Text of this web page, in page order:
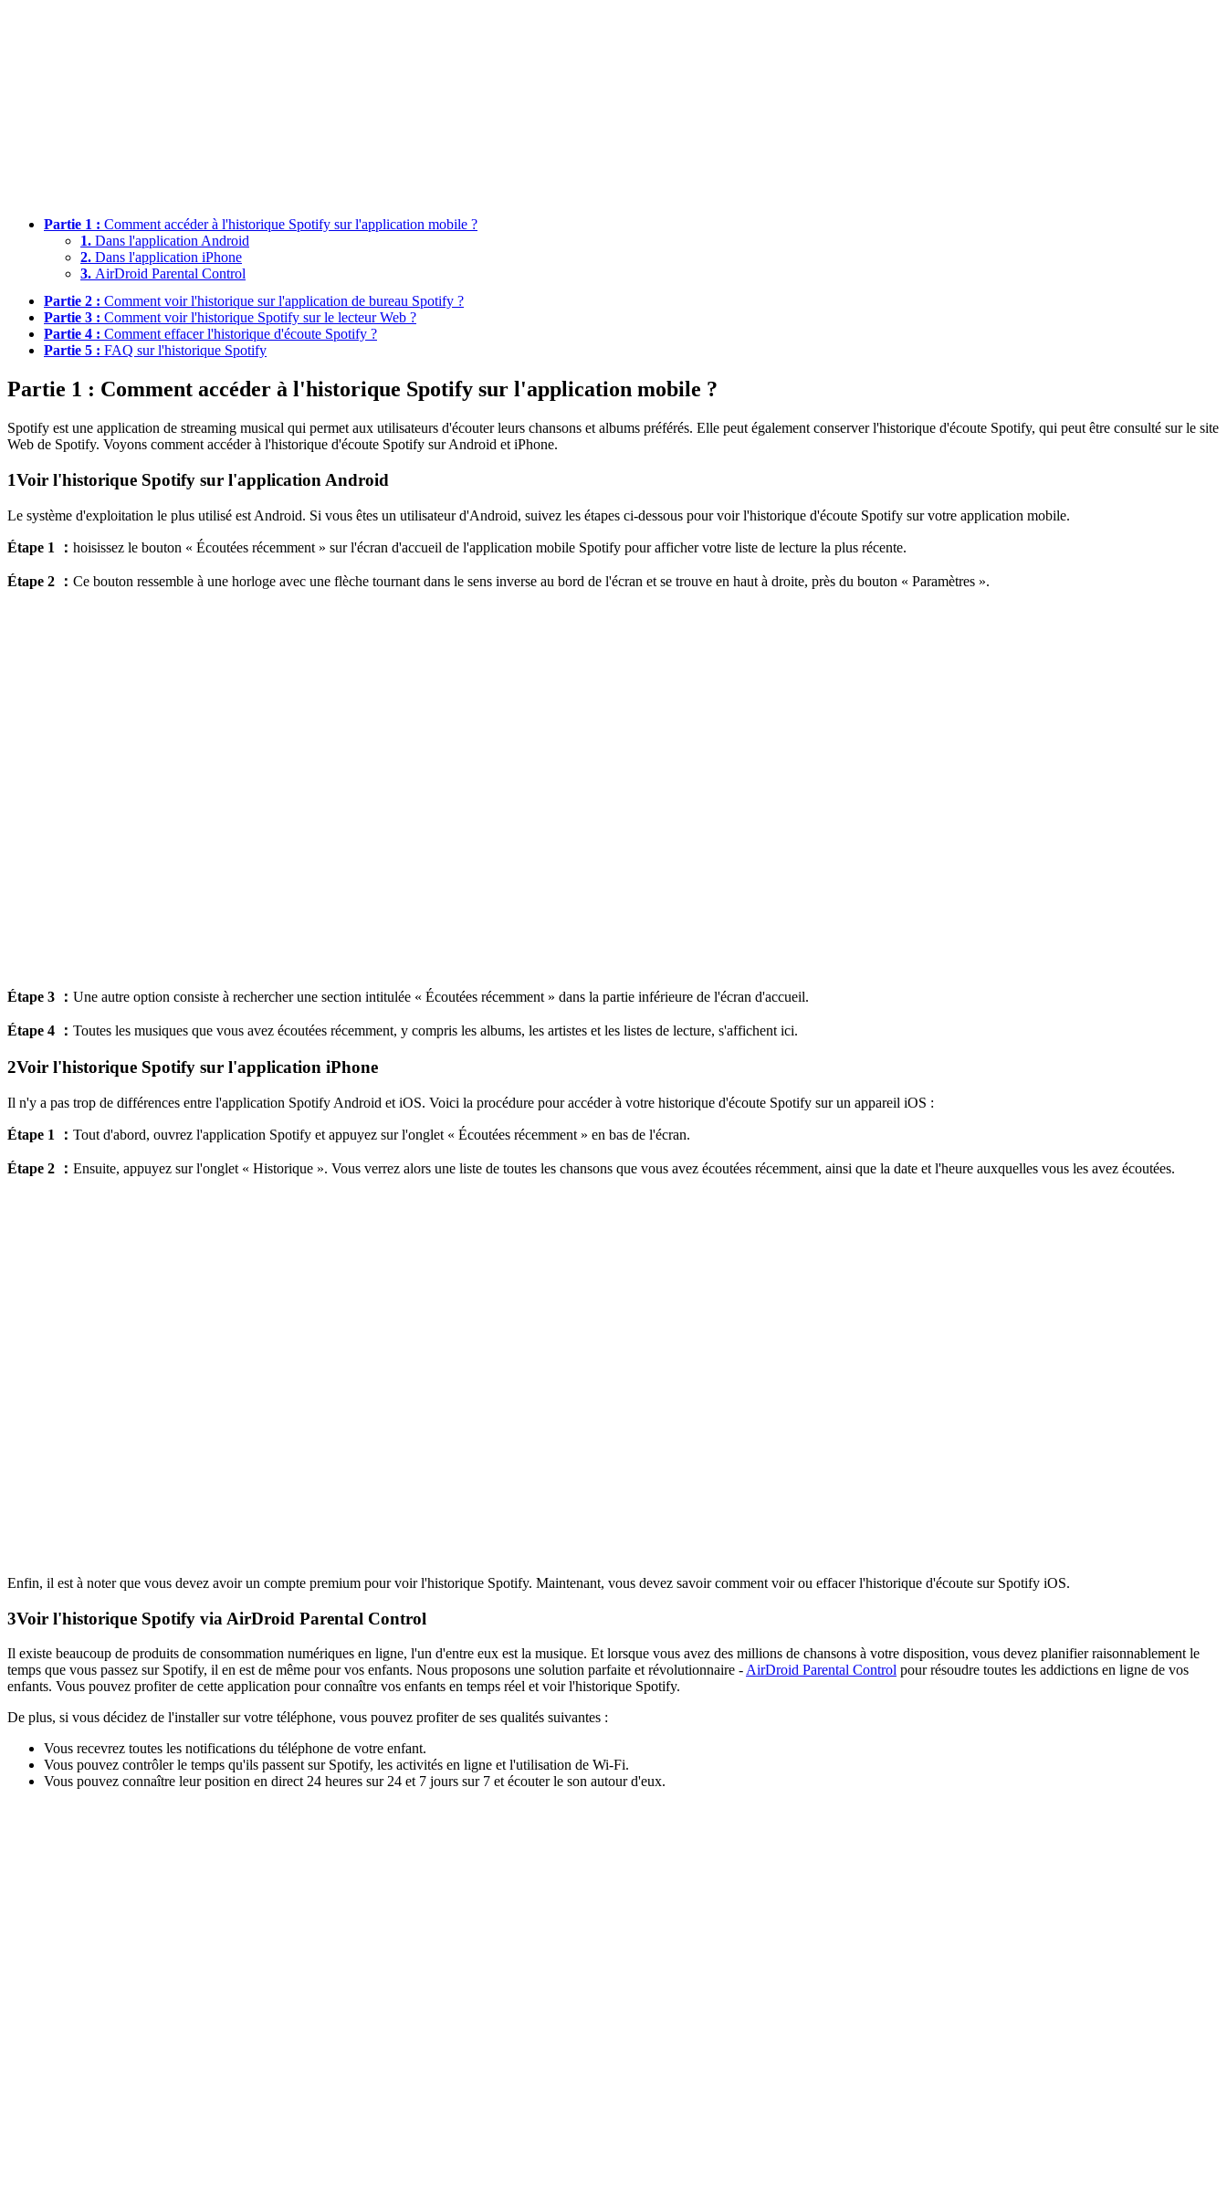
Partie 1 : Comment accéder à l'historique Spotify sur l'application mobile ?
1. Dans l'application Android
2. Dans l'application iPhone
3. AirDroid Parental Control
Partie 2 : Comment voir l'historique sur l'application de bureau Spotify ?
Partie 3 : Comment voir l'historique Spotify sur le lecteur Web ?
Partie 4 : Comment effacer l'historique d'écoute Spotify ?
Partie 5 : FAQ sur l'historique Spotify
Partie 1 : Comment accéder à l'historique Spotify sur l'application mobile ?
Spotify est une application de streaming musical qui permet aux utilisateurs d'écouter leurs chansons et albums préférés. Elle peut également conserver l'historique d'écoute Spotify, qui peut être consulté sur le site
Web de Spotify. Voyons comment accéder à l'historique d'écoute Spotify sur Android et iPhone.
1Voir l'historique Spotify sur l'application Android
Le système d'exploitation le plus utilisé est Android. Si vous êtes un utilisateur d'Android, suivez les étapes ci-dessous pour voir l'historique d'écoute Spotify sur votre application mobile.
Étape 1 ： hoisissez le bouton « Écoutées récemment » sur l'écran d'accueil de l'application mobile Spotify pour afficher votre liste de lecture la plus récente.
Étape 2 ： Ce bouton ressemble à une horloge avec une flèche tournant dans le sens inverse au bord de l'écran et se trouve en haut à droite, près du bouton « Paramètres ».
Étape 3 ： Une autre option consiste à rechercher une section intitulée « Écoutées récemment » dans la partie inférieure de l'écran d'accueil.
Étape 4 ： Toutes les musiques que vous avez écoutées récemment, y compris les albums, les artistes et les listes de lecture, s'affichent ici.
2Voir l'historique Spotify sur l'application iPhone
Il n'y a pas trop de différences entre l'application Spotify Android et iOS. Voici la procédure pour accéder à votre historique d'écoute Spotify sur un appareil iOS :
Étape 1 ： Tout d'abord, ouvrez l'application Spotify et appuyez sur l'onglet « Écoutées récemment » en bas de l'écran.
Étape 2 ： Ensuite, appuyez sur l'onglet « Historique ». Vous verrez alors une liste de toutes les chansons que vous avez écoutées récemment, ainsi que la date et l'heure auxquelles vous les avez écoutées.
Enfin, il est à noter que vous devez avoir un compte premium pour voir l'historique Spotify. Maintenant, vous devez savoir comment voir ou effacer l'historique d'écoute sur Spotify iOS.
3Voir l'historique Spotify via AirDroid Parental Control
Il existe beaucoup de produits de consommation numériques en ligne, l'un d'entre eux est la musique. Et lorsque vous avez des millions de chansons à votre disposition, vous devez planifier raisonnablement le
temps que vous passez sur Spotify, il en est de même pour vos enfants. Nous proposons une solution parfaite et révolutionnaire -AirDroid Parental Control pour résoudre toutes les addictions en ligne de vos
enfants. Vous pouvez profiter de cette application pour connaître vos enfants en temps réel et voir l'historique Spotify.
De plus, si vous décidez de l'installer sur votre téléphone, vous pouvez profiter de ses qualités suivantes :
Vous recevrez toutes les notifications du téléphone de votre enfant.
Vous pouvez contrôler le temps qu'ils passent sur Spotify, les activités en ligne et l'utilisation de Wi-Fi.
Vous pouvez connaître leur position en direct 24 heures sur 24 et 7 jours sur 7 et écouter le son autour d'eux.